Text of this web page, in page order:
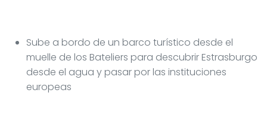
Sube a bordo de un barco turístico desde el
muelle de los Bateliers para descubrir Estrasburgo
desde el agua y pasar por las instituciones
europeas